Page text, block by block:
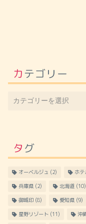
カテゴリー
タグ
オーベルジュ (2) ホテ
兵庫県(2) 北海道(10)
御城印(8) 愛知県(9)
星野リゾート(11) 沖